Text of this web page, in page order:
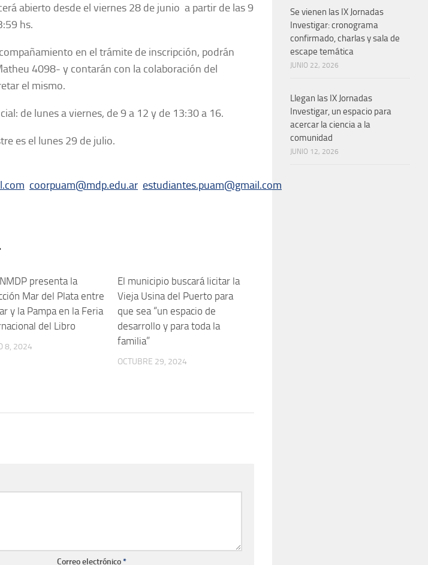
abierto desde el viernes 28 de junio a partir de las 9
hs.
en el trámite de inscripción, podrán
4098- y contarán con la colaboración del
el mismo.
de lunes a viernes, de 9 a 12 y de 13:30 a 16.
es el lunes 29 de julio.
coorpuam@mdp.edu.ar estudiantes.puam@gmail.com
presenta la
Mar del Plata entre
y la Pampa en la Feria
del Libro
8, 2024
El municipio buscará licitar la
Vieja Usina del Puerto para
que sea “un espacio de
desarrollo y para toda la
familia”
OCTUBRE 29, 2024
Correo electrónico*
Se vienen las IX Jornadas
Investigar: cronograma
confirmado, charlas y sala de
escape temática
JUNIO 22, 2026
Llegan las IX Jornadas
Investigar, un espacio para
acercar la ciencia a la
comunidad
JUNIO 12, 2026